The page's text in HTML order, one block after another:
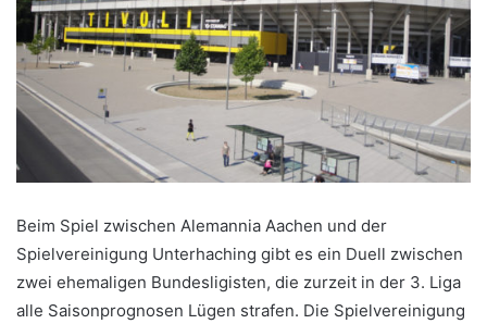
Beim Spiel zwischen Alemannia Aachen und der
Spielvereinigung Unterhaching gibt es ein Duell zwischen
zwei ehemaligen Bundesligisten, die zurzeit in der 3. Liga
alle Saisonprognosen Lügen strafen. Die Spielvereinigung